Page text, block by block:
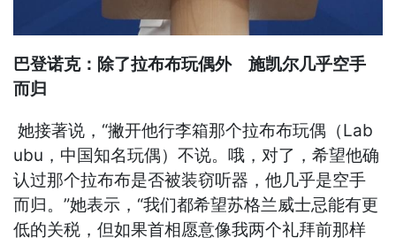
巴登诺克：除了拉布布玩偶外 施凯尔几乎空手
而归
她接著说，“撇开他行李箱那个拉布布玩偶（Lab
ubu，中国知名玩偶）不说。哦，对了，希望他确
认过那个拉布布是否被装窃听器，他几乎是空手
而归。”她表示，“我们都希望苏格兰威士忌能有更
低的关税，但如果首相愿意像我两个礼拜前那样